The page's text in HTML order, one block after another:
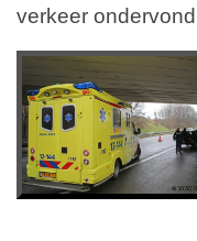
verkeer